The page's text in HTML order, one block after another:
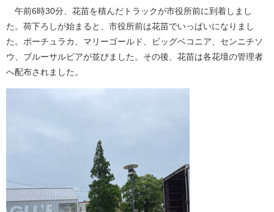
午前6時30分、花苗を積んだトラックが市役所前に到着しまし
た。荷下ろしが始まると、市役所前は花苗でいっぱいになりまし
た。ポーチュラカ、マリーゴールド、ビッグベコニア、センニチソ
ウ、ブルーサルビアが並びました。その後、花苗は各花壇の管理者
へ配布されました。